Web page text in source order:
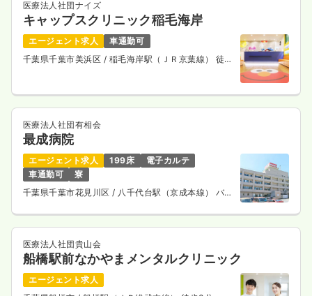
医療法人社団ナイズ
キャップスクリニック稲毛海岸
エージェント求人
車通勤可
千葉県千葉市美浜区 / 稲毛海岸駅（ＪＲ京葉線） 徒歩
医療法人社団有相会
最成病院
エージェント求人 199床
電子カルテ
車通勤可
寮
千葉県千葉市花見川区/ 八千代台駅（京成本線） バス
医療法人社団貴山会
船橋駅前なかやまメンタルクリニック
エージェント求人